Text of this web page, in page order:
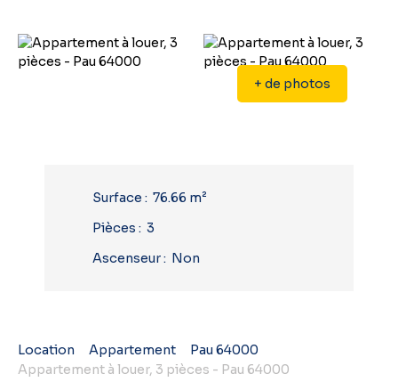
+ de photos
Surface : 76.66 m²
Pièces : 3
Ascenseur: Non
Location Appartement
Pau 64000
Appartement à louer, 3 pièces - Pau 64000